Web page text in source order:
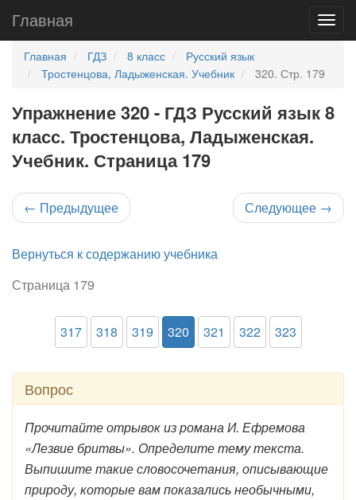
Главная
Главная ГДЗ 8 класс
Русский язык
Тростенцова, Ладыженская. Учебник
320. Стр. 179
Упражнение 320 - ГДЗ Русский язык 8
класс. Тростенцова, Ладыженская.
Учебник. Страница 179
← Предыдущее Следующее →
Вернуться к содержанию учебника
Страница 179
317 318 319 320 321 322 323
Вопрос
Прочитайте отрывок из романа И. Ефремова
«Лезвие бритвы». Определите тему текста.
Выпишите такие словосочетания, описывающие
природу, которые вам показались необычными,